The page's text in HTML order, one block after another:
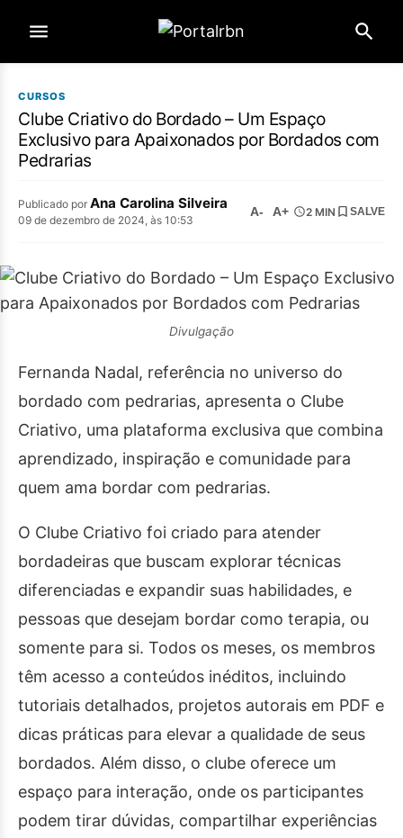
CURSOS
Clube Criativo do Bordado – Um Espaço
Exclusivo para Apaixonados por Bordados com
Pedrarias
Publicado por Ana Carolina Silveira
09 de dezembro de 2024, às 10:53
A- A+ 2 MIN SALVE
Divulgação
Fernanda Nadal, referência no universo do
bordado com pedrarias, apresenta o Clube
Criativo, uma plataforma exclusiva que combina
aprendizado, inspiração e comunidade para
quem ama bordar com pedrarias.
O Clube Criativo foi criado para atender
bordadeiras que buscam explorar técnicas
diferenciadas e expandir suas habilidades, e
pessoas que desejam bordar como terapia, ou
somente para si. Todos os meses, os membros
têm acesso a conteúdos inéditos, incluindo
tutoriais detalhados, projetos autorais em PDF e
dicas práticas para elevar a qualidade de seus
bordados. Além disso, o clube oferece um
espaço para interação, onde os participantes
podem tirar dúvidas, compartilhar experiências